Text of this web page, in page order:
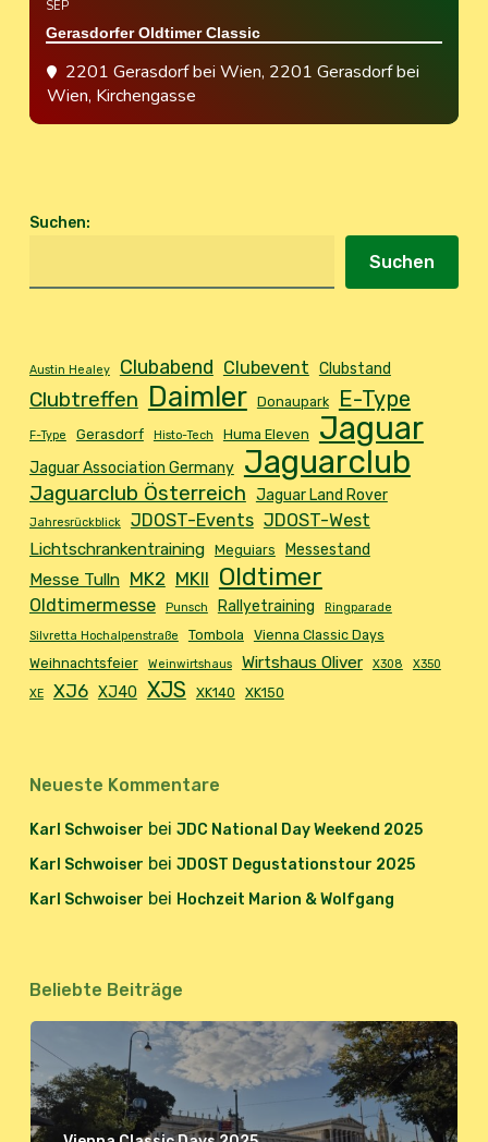
SEP
Gerasdorfer Oldtimer Classic
2201 Gerasdorf bei Wien, 2201 Gerasdorf bei
Wien, Kirchengasse
Suchen:
Suchen
Austin Healey Clubabend Clubevent Clubstand
Clubtreffen Daimler Donaupark E-Type
F-Type Gerasdorf Histo-Tech Huma Eleven Jaguar
Jaguar Association Germany Jaguarclub
Jaguarclub Österreich Jaguar Land Rover
Jahresrückblick JDOST-Events JDOST-West
Lichtschrankentraining Meguiars Messestand
Messe Tulln MK2 MKII Oldtimer
Oldtimermesse Punsch Rallyetraining
Ringparade
Silvretta Hochalpenstraße
Tombola
Vienna Classic Days
Weihnachtsfeier
Weinwirtshaus Wirtshaus Oliver X308 X350
XE XJ6 XJ40 XJS XK140 XK150
Neueste Kommentare
Karl Schwoiser bei JDC National Day Weekend 2025
Karl Schwoiser bei JDOST Degustationstour 2025
Karl Schwoiser bei Hochzeit Marion & Wolfgang
Beliebte Beiträge